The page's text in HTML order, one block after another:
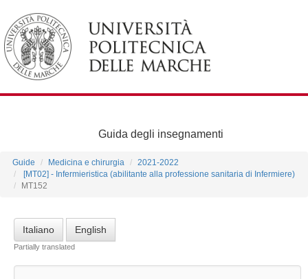
Guida degli insegnamenti
Guide Medicina e chirurgia
2021-2022
[MT02] - Infermieristica (abilitante alla professione sanitaria di Infermiere)
MT152
Italiano English
Partially translated